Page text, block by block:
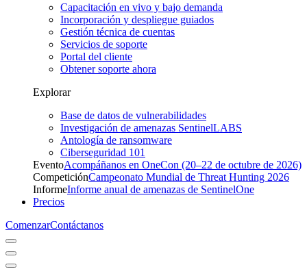
Capacitación en vivo y bajo demanda
Incorporación y despliegue guiados
Gestión técnica de cuentas
Servicios de soporte
Portal del cliente
Obtener soporte ahora
Explorar
Base de datos de vulnerabilidades
Investigación de amenazas SentinelLABS
Antología de ransomware
Ciberseguridad 101
EventoAcompáñanos en OneCon (20–22 de octubre de 2026)
CompeticiónCampeonato Mundial de Threat Hunting 2026
InformeInforme anual de amenazas de SentinelOne
Precios
ComenzarContáctanos